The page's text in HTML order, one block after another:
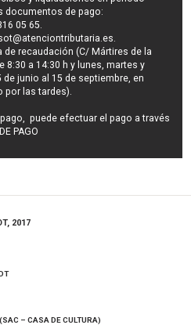
documentos de pago:
05 65.
.
de recaudación (C/ Mártires de la
8:30 a 14:30 h y lunes, martes y
de junio al 15 de septiembre, en
por las tardes).
puede efectuar el pago a través
PAGO
2017
– CASA DE CULTURA)